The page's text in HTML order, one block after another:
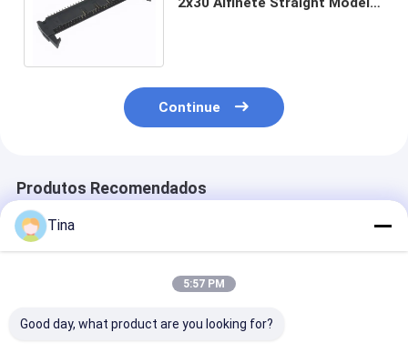
Continue
Produtos Recomendados
Tina
5:57 PM
Good day, what product are you looking for?